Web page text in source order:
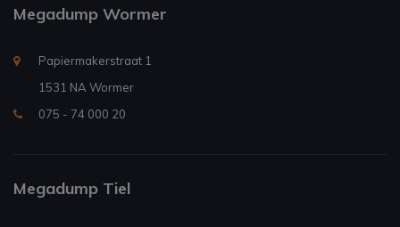
Megadump Wormer
Papiermakerstraat 1
1531 NA Wormer
075 - 74 000 20
Megadump Tiel